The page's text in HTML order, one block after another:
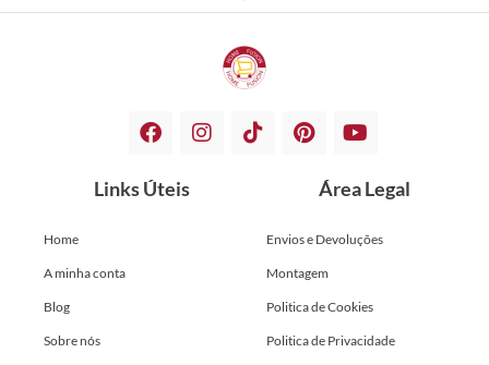
Links Úteis
Home
A minha conta
Blog
Sobre nós
Área Legal
Envios e Devoluções
Montagem
Politica de Cookies
Politica de Privacidade